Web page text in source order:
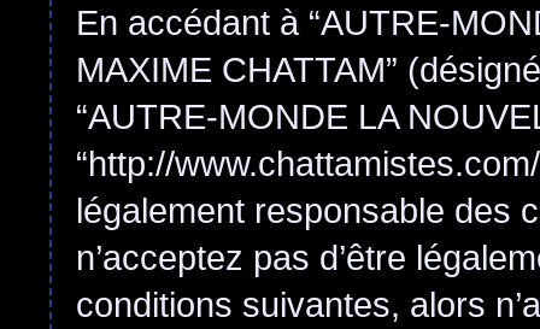
En accédant à “AUTRE-
MAXIME CHATTAM”
“AUTRE-MONDE LA
“http://
légalement responsable des
n’acceptez pas d’être
conditions suivantes, alors